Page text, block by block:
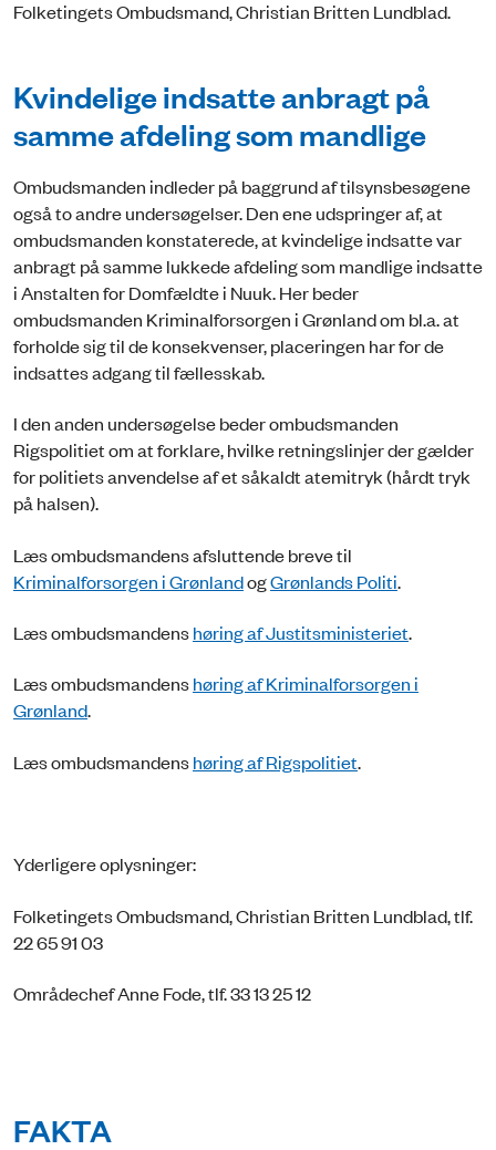
Folketingets Ombudsmand, Christian Britten Lundblad.
Kvindelige indsatte anbragt på
samme afdeling som mandlige
Ombudsmanden indleder på baggrund af tilsynsbesøgene
også to andre undersøgelser. Den ene udspringer af, at
ombudsmanden konstaterede, at kvindelige indsatte var
anbragt på samme lukkede afdeling som mandlige indsatte
i Anstalten for Domfældte i Nuuk. Her beder
ombudsmanden Kriminalforsorgen i Grønland om bl.a. at
forholde sig til de konsekvenser, placeringen har for de
indsattes adgang til fællesskab.
I den anden undersøgelse beder ombudsmanden
Rigspolitiet om at forklare, hvilke retningslinjer der gælder
for politiets anvendelse af et såkaldt atemitryk (hårdt tryk
på halsen).
Læs ombudsmandens afsluttende breve til
Kriminalforsorgen i GrønlandogGrønlands Politi.
Læs ombudsmandenshøring af Justitsministeriet.
Læs ombudsmandenshøring af Kriminalforsorgen i
Grønland.
Læs ombudsmandenshøring af Rigspolitiet.
Yderligere oplysninger:
Folketingets Ombudsmand, Christian Britten Lundblad, tlf.
22 65 91 03
Områdechef Anne Fode, tlf. 33 13 25 12
FAKTA